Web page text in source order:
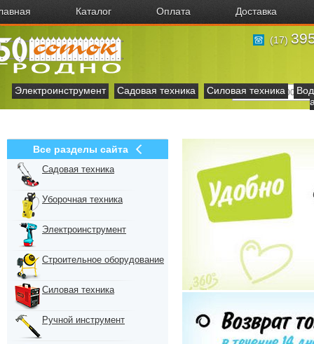
Каталог Оплата Доставка
(17)
Электроинструмент Садовая техника Силовая техника
Все разделы сайта
Садовая техника
Уборочная техника
Электроинструмент
Строительное оборудование
Силовая техника
Ручной инструмент